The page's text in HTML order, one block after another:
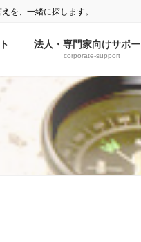
を、一緒に探します。
法人・専門家向けサポー
corporate-support